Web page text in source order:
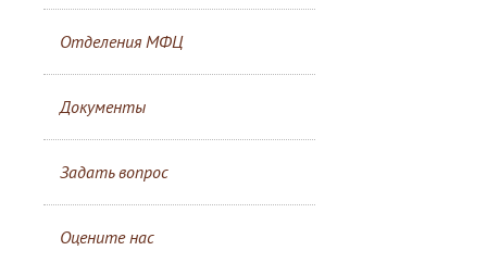
Отделения МФЦ
Документы
Задать вопрос
Оцените нас